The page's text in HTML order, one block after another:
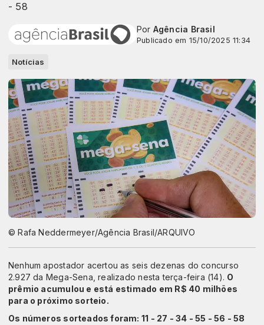
- 58
Por Agência Brasil
Publicado em 15/10/2025 11:34
Notícias
© Rafa Neddermeyer/Agência Brasil/ARQUIVO
Nenhum apostador acertou as seis dezenas do concurso
2.927 da Mega-Sena, realizado nesta terça-feira (14). O
prêmio acumulou e está estimado em R$ 40 milhões
para o próximo sorteio.
Os números sorteados foram: 11 - 27 - 34 - 55 - 56 - 58